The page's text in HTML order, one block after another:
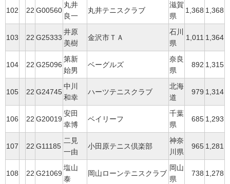
102 22 G00560
丸井
良一
丸井テニスクラブ
滋賀
県
1,368 1,368
103 22 G25333
井原
美樹
金沢市ＴＡ
石川
県
1,011 1,364
104 22 G25096
第新
始男
ベーグルズ
奈良
県
892 1,315
105 22 G24745
中川
和幸
ハーツテニスクラブ
北海
道
979 1,314
106 22 G20019
安田
幸博
ベイリーフ
千葉
県
685 1,293
107 22 G11185
二見
一由
小田原テニス倶楽部
神奈
川県
965 1,281
108 22 G21069
塩山
泰
岡山ローンテニスクラブ
岡山
県
738 1,278